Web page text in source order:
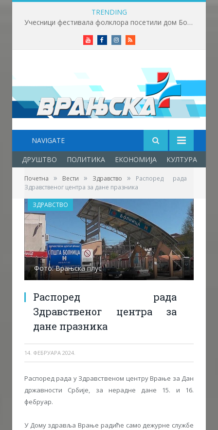
TRENDING
Учесници фестивала фолклора посетили дом Боре Станковића
YoutubeFacebookInstagram
RSS
NAVIGATE
ДРУШТВО ПОЛИТИКА ЕКОНОМИЈА КУЛТУРА
Почетна » Вести » Здравство »
Распоред рада
Здравственог центра за дане празника
Фото: Врањска плус
Распоред рада
Здравственог центра за
дане празника
14. ФЕБРУАРА 2024.
ЗДРАВСТВО
Распоред рада у Здравственом центру Врање за Дан
државности Србије, за нерадне дане 15. и 16.
фебруар.
У Дому здравља Врање радиће само дежурне службе